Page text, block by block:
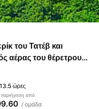
του Τατέβ και
αέρας του θέρετρου
ώρες
περιήγηση από
/ ομάδα